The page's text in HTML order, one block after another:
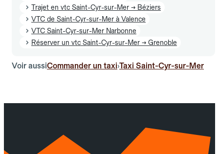
Trajet en vtc Saint-Cyr-sur-Mer → Béziers
VTC de Saint-Cyr-sur-Mer à Valence
VTC Saint-Cyr-sur-Mer Narbonne
Réserver un vtc Saint-Cyr-sur-Mer → Grenoble
Voir aussiCommander un taxi›Taxi Saint-Cyr-sur-Mer